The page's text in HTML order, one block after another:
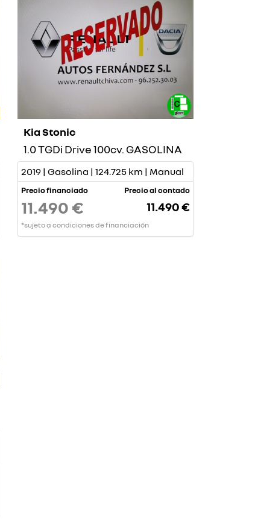
Kia Stonic
1.0 TGDi Drive 100cv. GASOLINA
2019 | Gasolina | 124.725 km | Manual
Precio financiado
11.490 €
*sujeto a condiciones de financiación
Precio al contado
11.490 €